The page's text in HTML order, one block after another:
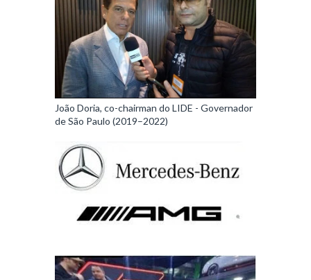
João Doria, co-chairman do LIDE - Governador
de São Paulo (2019–2022)